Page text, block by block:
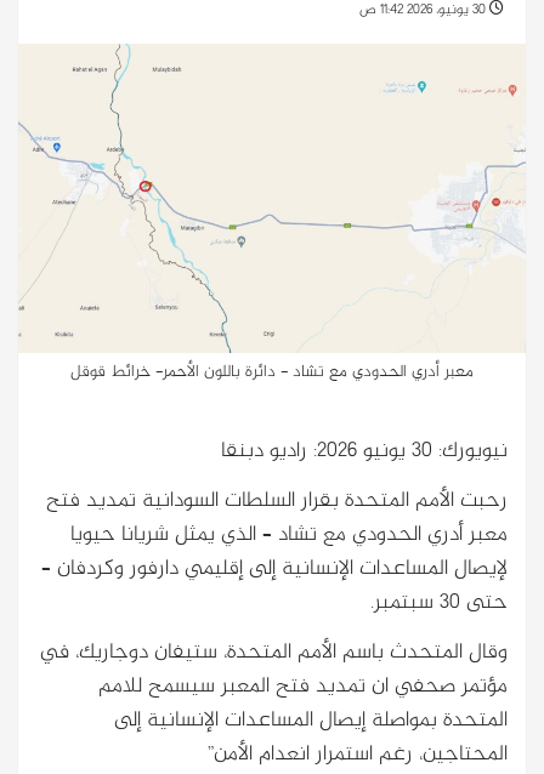
معبر أدري الحدودي مع تشاد - دائرة باللون الأحمر- خرائط قوقل
نيويورك: 30 يونيو 2026: راديو دبنقا
رحبت الأمم المتحدة بقرار السلطات السودانية تمديد فتح
معبر أدري الحدودي مع تشاد – الذي يمثل شريانا حيويا
لإيصال المساعدات الإنسانية إلى إقليمي دارفور وكردفان –
حتى 30 سبتمبر.
وقال المتحدث باسم الأمم المتحدة، ستيفان دوجاريك، في
مؤتمر صحفي ان تمديد فتح المعبر سيسمح للامم
المتحدة بمواصلة إيصال المساعدات الإنسانية إلى
المحتاجين، رغم استمرار انعدام الأمن”